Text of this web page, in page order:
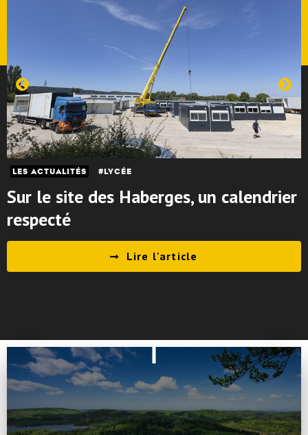
LES ACTUALITÉS LYCÉE
Sur le site des Haberges, un calendrier
respecté
Lire l'article